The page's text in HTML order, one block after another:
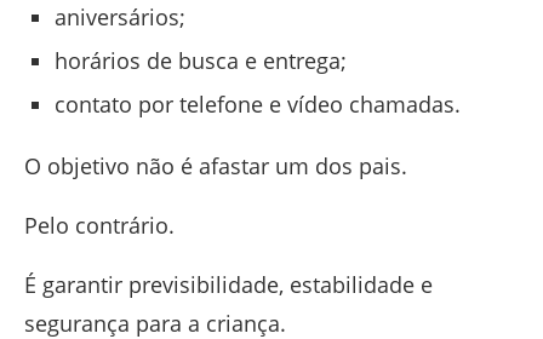
aniversários;
horários de busca e entrega;
contato por telefone e vídeo chamadas.
O objetivo não é afastar um dos pais.
Pelo contrário.
É garantir previsibilidade, estabilidade e
segurança para a criança.